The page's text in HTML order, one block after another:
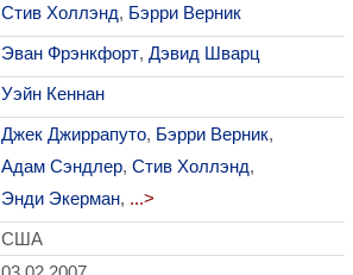
Стив Холлэнд, Бэрри Верник
Эван Фрэнкфорт, Дэвид Шварц
Уэйн Кеннан
Джек Джиррапуто, Бэрри Верник,
Адам Сэндлер, Стив Холлэнд,
Энди Экерман, ...>
США